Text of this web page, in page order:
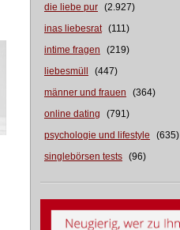
die liebe pur (2.927)
inas liebesrat (111)
intime fragen
(219)
liebesmüll
(447)
männer und frauen
(364)
online dating
(791)
psychologie und lifestyle
(635)
singlebörsen tests (96)